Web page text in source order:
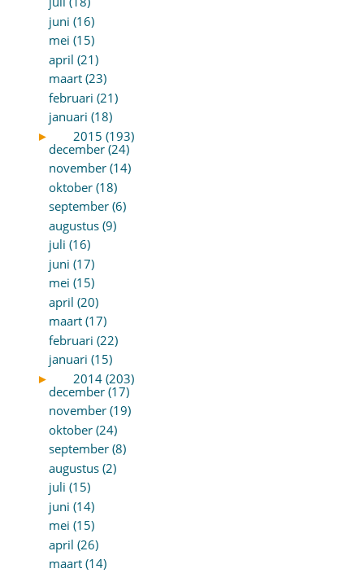
juni (16)
mei (15)
april (21)
maart (23)
februari (21)
januari (18)
►
2015 (193)
december (24)
november (14)
oktober (18)
september (6)
augustus (9)
juli (16)
juni (17)
mei (15)
april (20)
maart (17)
februari (22)
januari (15)
►
2014 (203)
december (17)
november (19)
oktober (24)
september (8)
augustus (2)
juli (15)
juni (14)
mei (15)
april (26)
maart (14)